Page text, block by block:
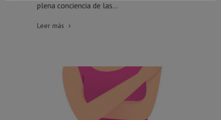
plena conciencia de las...
Leer más